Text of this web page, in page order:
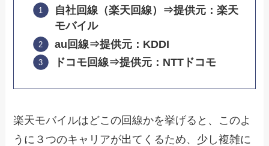
自社回線（楽天回線）⇒提供元：楽天
モバイル
au回線⇒提供元：KDDI
ドコモ回線⇒提供元：NTTドコモ
楽天モバイルはどこの回線かを挙げると、このよ
うに３つのキャリアが出てくるため、少し複雑に